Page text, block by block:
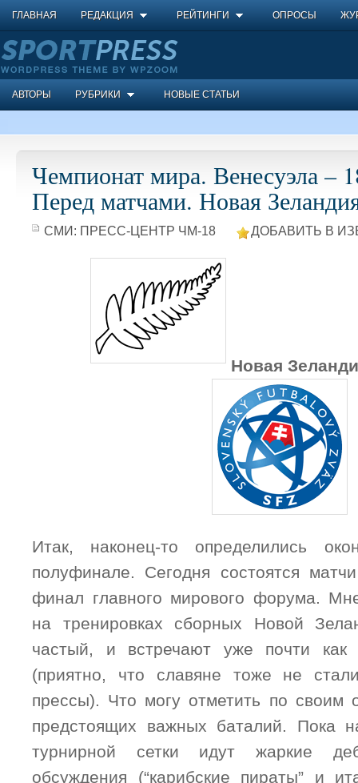
ГЛАВНАЯ РЕДАКЦИЯ РЕЙТИНГИ ОПРОСЫ
АВТОРЫ РУБРИКИ НОВЫЕ СТАТЬИ
Чемпионат мира. Венесуэла –
Перед матчами. Новая
СМИ: ПРЕСС-ЦЕНТР ЧМ-18 ДОБАВИТЬ В
Новая
Итак, наконец-то определились
полуфинале. Сегодня состоятся
финал главного мирового форума.
на тренировках сборных Новой
частый, и встречают уже почти как
(приятно, что славяне тоже не
прессы). Что могу отметить по своим
предстоящих важных баталий. Пока
турнирной сетки идут жаркие
обсуждения (“карибские пираты” и